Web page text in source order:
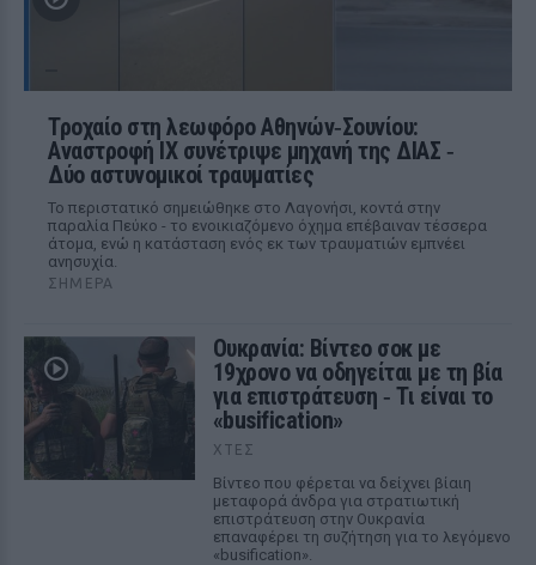
Τροχαίο στη λεωφόρο Αθηνών‑Σουνίου:
Αναστροφή ΙΧ συνέτριψε μηχανή της ΔΙΑΣ ‑
Δύο αστυνομικοί τραυματίες
Το περιστατικό σημειώθηκε στο Λαγονήσι, κοντά στην
παραλία Πεύκο - το ενοικιαζόμενο όχημα επέβαιναν τέσσερα
άτομα, ενώ η κατάσταση ενός εκ των τραυματιών εμπνέει
ανησυχία.
ΣΉΜΕΡΑ
Ουκρανία: Βίντεο σοκ με
19χρονο να οδηγείται με τη βία
για επιστράτευση ‑ Τι είναι το
«busification»
ΧΤΕΣ
Βίντεο που φέρεται να δείχνει βίαιη
μεταφορά άνδρα για στρατιωτική
επιστράτευση στην Ουκρανία
επαναφέρει τη συζήτηση για το λεγόμενο
«busification».